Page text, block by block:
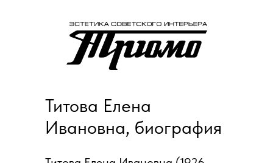
Титова Елена
Ивановна, биография